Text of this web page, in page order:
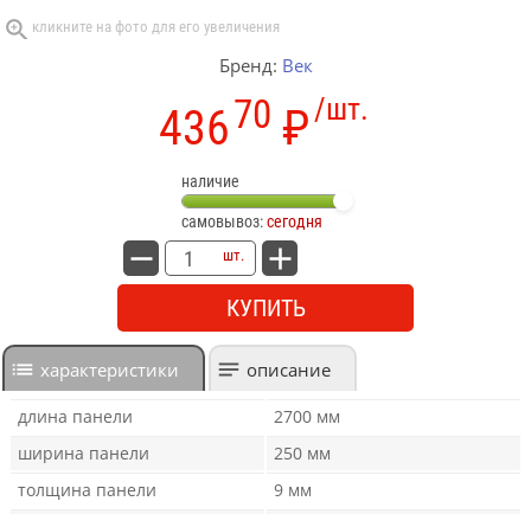
Бренд: Век
/шт.
43670 ₽
наличие
самовывоз:сегодня
шт.
КУПИТЬ
характеристики описание
длина панели
2700 мм
ширина панели
250 мм
толщина панели
9 мм